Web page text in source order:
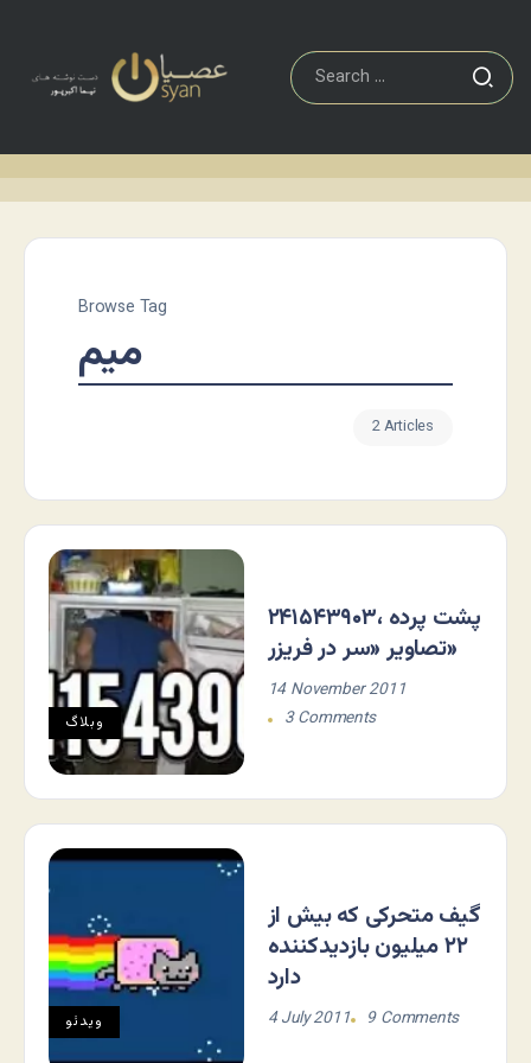
Browse Tag
میم
2 Articles
وبلاگ
۲۴۱۵۴۳۹۰۳، پشت پرده
تصاویر «سر در فریزر»
14 November 2011
3 Comments
ویدئو
گیف متحرکی که بیش از
۲۲ میلیون بازدیدکننده
دارد
4 July 2011 9 Comments